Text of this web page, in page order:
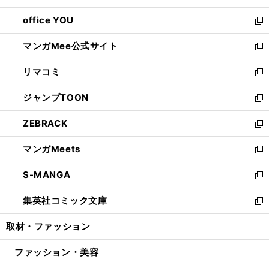
開
く
ウ
で
開
く
ウ
ィ
ン
ド
ウ
で
開
く
し
い
ウ
ィ
ン
ド
ウ
で
開
く
office YOU
新
し
い
ウ
ィ
ン
ド
ウ
で
開
く
マンガMee公式サイト
新
し
い
ウ
ィ
ン
ド
ウ
で
開
く
リマコミ
新
し
い
ウ
ィ
ン
ド
ウ
で
開
く
ジャンプTOON
新
し
い
ウ
ィ
ン
ド
ウ
で
開
ZEBRACK
新
し
い
ウ
ィ
ン
ド
ウ
開
マンガMeets
新
し
い
ウ
ィ
ン
ウ
S-MANGA
新
し
い
ウ
ン
集英社コミック文庫
新
し
ウ
取材・ファッション
ファッション・美容